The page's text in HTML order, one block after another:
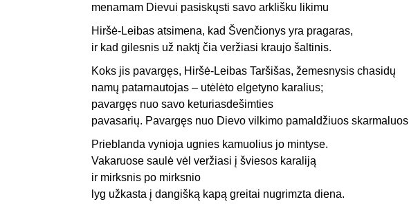
menamam Dievui pasiskųsti savo arklišku likimu
Hiršė-Leibas atsimena, kad Švenčionys yra pragaras,
ir kad gilesnis už naktį čia veržiasi kraujo šaltinis.
Koks jis pavargęs, Hiršė-Leibas Taršišas, žemesnysis chasidų
namų patarnautojas – utėlėto elgetyno karalius;
pavargęs nuo savo keturiasdešimties
pavasarių. Pavargęs nuo Dievo vilkimo pamaldžiuos
Prieblanda vynioja ugnies kamuolius jo mintyse.
Vakaruose saulė vėl veržiasi į šviesos karaliją
ir mirksnis po mirksnio
lyg užkasta į dangišką kapą greitai nugrimzta diena.